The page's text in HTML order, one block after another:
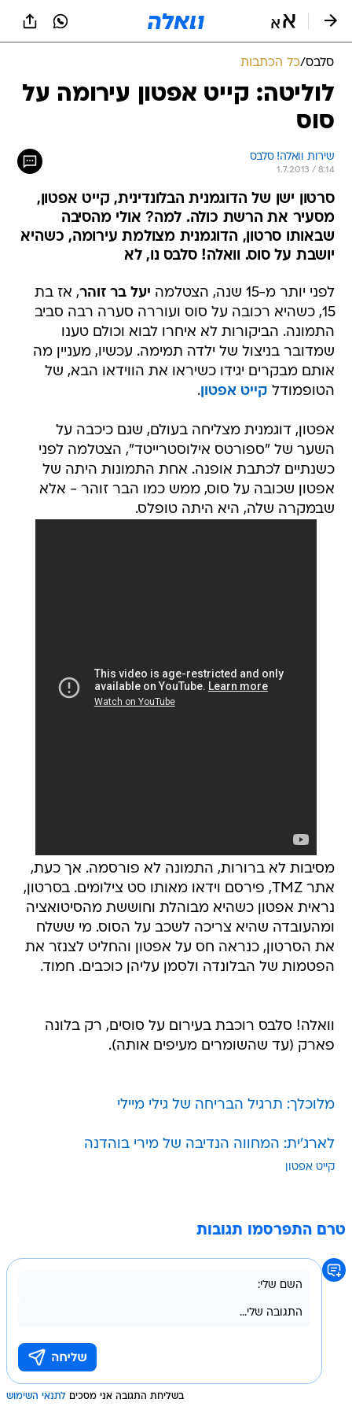
סלבס/כל הכתבות
לוליטה: קייט אפטון עירומה על
סוס
שירות וואלה! סלבס
1.7.2013 / 8:14
סרטון ישן של הדוגמנית הבלונדינית, קייט אפטון,
מסעיר את הרשת כולה. למה? אולי מהסיבה
שבאותו סרטון, הדוגמנית מצולמת עירומה, כשהיא
יושבת על סוס. וואלה! סלבס נו, לא
לפני יותר מ-15 שנה, הצטלמה יעל בר זוהר, אז בת
15, כשהיא רכובה על סוס ועוררה סערה רבה סביב
התמונה. הביקורות לא איחרו לבוא וכולם טענו
שמדובר בניצול של ילדה תמימה. עכשיו, מעניין מה
אותם מבקרים יגידו כשיראו את הווידאו הבא, של
הטופמודל קייט אפטון.
אפטון, דוגמנית מצליחה בעולם, שגם כיכבה על
השער של "ספורטס אילוסטרייטד", הצטלמה לפני
כשנתיים לכתבת אופנה. אחת התמונות היתה של
אפטון שכובה על סוס, ממש כמו הבר זוהר - אלא
שבמקרה שלה, היא היתה טופלס.
מסיבות לא ברורות, התמונה לא פורסמה. אך כעת,
אתר TMZ, פירסם וידאו מאותו סט צילומים. בסרטון,
נראית אפטון כשהיא מבוהלת וחוששת מהסיטואציה
ומהעובדה שהיא צריכה לשכב על הסוס. מי ששלח
את הסרטון, כנראה חס על אפטון והחליט לצנזר את
הפטמות של הבלונדה ולסמן עליהן כוכבים. חמוד.
וואלה! סלבס רוכבת בעירום על סוסים, רק בלונה
פארק (עד שהשומרים מעיפים אותה).
מלוכלך: תרגיל הבריחה של גילי מיילי
לארג'ית: המחווה הנדיבה של מירי בוהדנה
קייט אפטון
טרם התפרסמו תגובות
בשליחת התגובה אני מסכים לתנאי השימוש